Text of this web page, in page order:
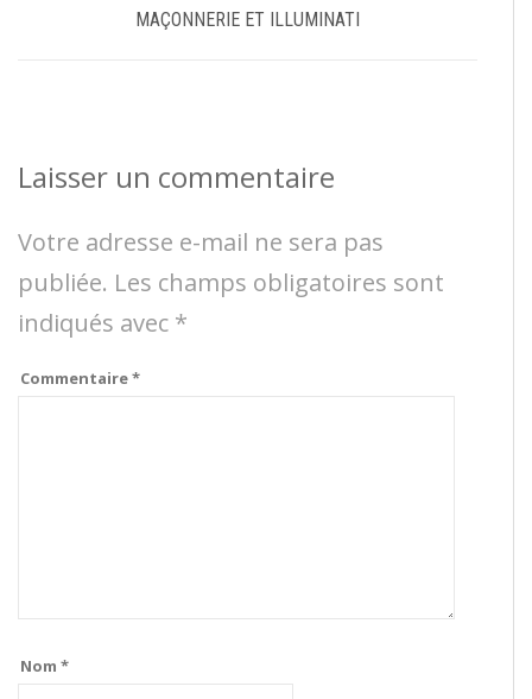
MAÇONNERIE ET ILLUMINATI
Laisser un commentaire
Votre adresse e-mail ne sera pas
publiée. Les champs obligatoires sont
indiqués avec *
Commentaire*
Nom *